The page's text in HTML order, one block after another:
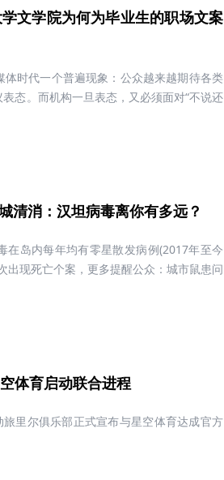
文学院为何为毕业生的职场文案
时代一个普遍现象：公众越来越期待各类
。而机构一旦表态，又必须面对“不说还
清消：汉坦病毒离你有多远？
在岛内每年均有零星散发病例(2017年至今
出现死亡个案，更多提醒公众：城市鼠患问
体育启动联合进程
里尔俱乐部正式宣布与星空体育达成官方